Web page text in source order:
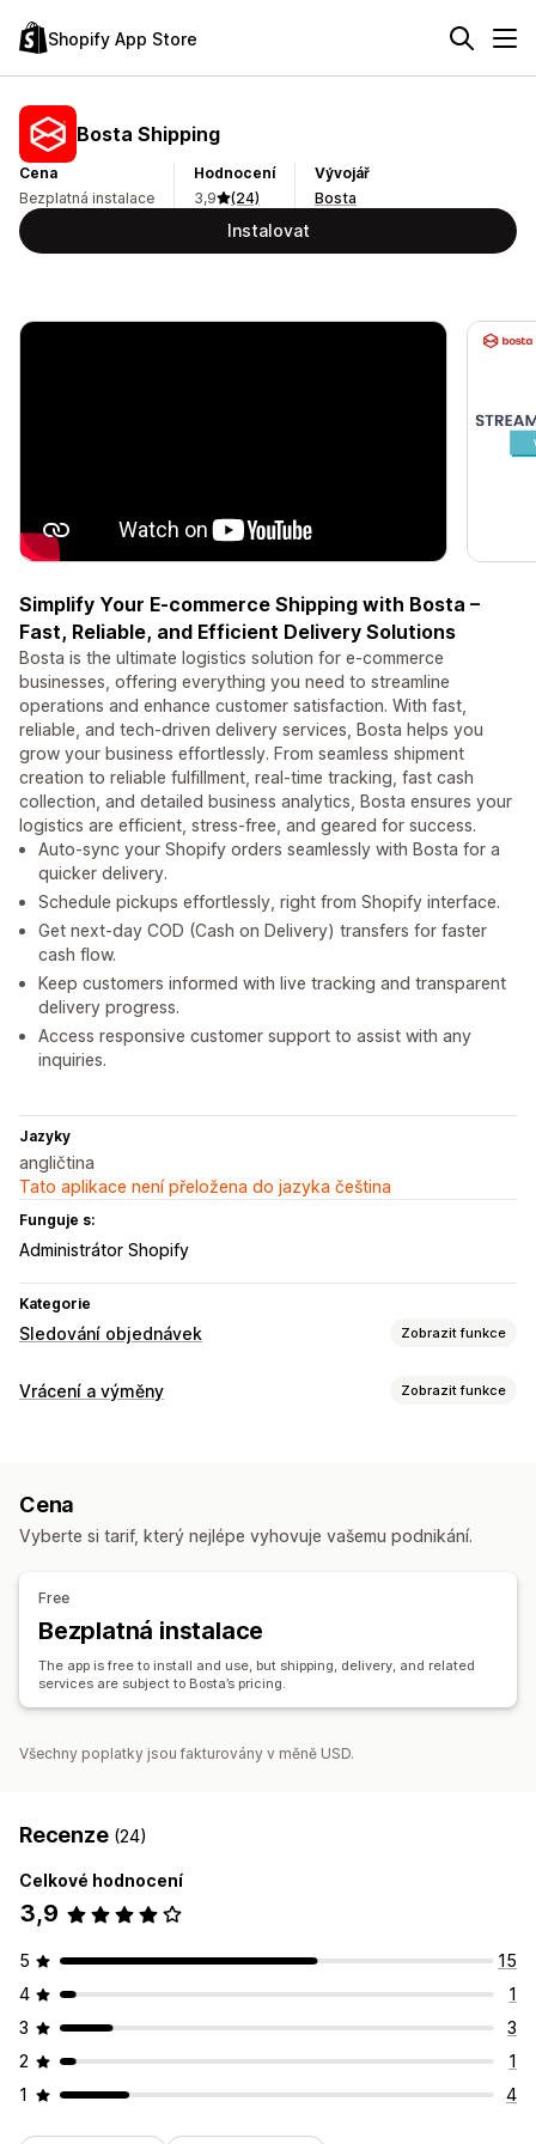
Shopify App Store
Bosta Shipping
Cena
Bezplatná instalace
Hodnocení
3,9
(24)
Vývojář
Bosta
Instalovat
Simplify Your E-commerce Shipping with Bosta –
Fast, Reliable, and Efficient Delivery Solutions
Bosta is the ultimate logistics solution for e-commerce
businesses, offering everything you need to streamline
operations and enhance customer satisfaction. With fast,
reliable, and tech-driven delivery services, Bosta helps you
grow your business effortlessly. From seamless shipment
creation to reliable fulfillment, real-time tracking, fast cash
collection, and detailed business analytics, Bosta ensures your
logistics are efficient, stress-free, and geared for success.
Auto-sync your Shopify orders seamlessly with Bosta for a
quicker delivery.
Schedule pickups effortlessly, right from Shopify interface.
Get next-day COD (Cash on Delivery) transfers for faster
cash flow.
Keep customers informed with live tracking and transparent
delivery progress.
Access responsive customer support to assist with any
inquiries.
Jazyky
angličtina
Tato aplikace není přeložena do jazyka čeština
Funguje s:
Administrátor Shopify
Kategorie
Sledování objednávek Zobrazit funkce
Sledování
E-mail
Vrácení a výměny Zobrazit funkce
Cena
Vyberte si tarif, který nejlépe vyhovuje vašemu podnikání.
Free
Bezplatná instalace
The app is free to install and use, but shipping, delivery, and related
services are subject to Bosta’s pricing.
Všechny poplatky jsou fakturovány v měně USD.
Recenze (24)
Celkové hodnocení
3,9
5
15
4
1
3
3
2
1
1
4